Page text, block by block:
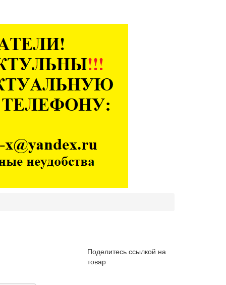
Поделитесь ссылкой на
товар